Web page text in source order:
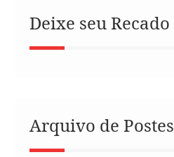
Deixe seu Recado
Arquivo de Postes